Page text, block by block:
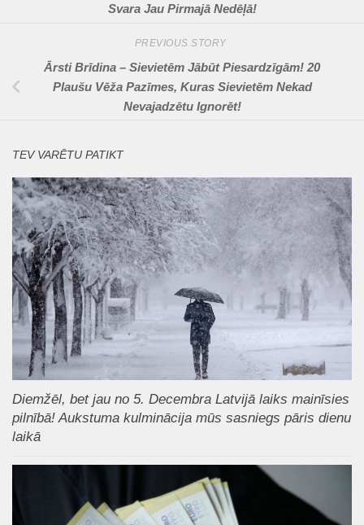
Svara Jau Pirmajā Nedēļā!
PREVIOUS STORY
Ārsti Brīdina – Sievietēm Jābūt Piesardzīgām! 20
Plaušu Vēža Pazīmes, Kuras Sievietēm Nekad
Nevajadzētu Ignorēt!
TEV VARĒTU PATIKT
Diemžēl, bet jau no 5. Decembra Latvijā laiks mainīsies
pilnībā! Aukstuma kulminācija mūs sasniegs pāris dienu
laikā